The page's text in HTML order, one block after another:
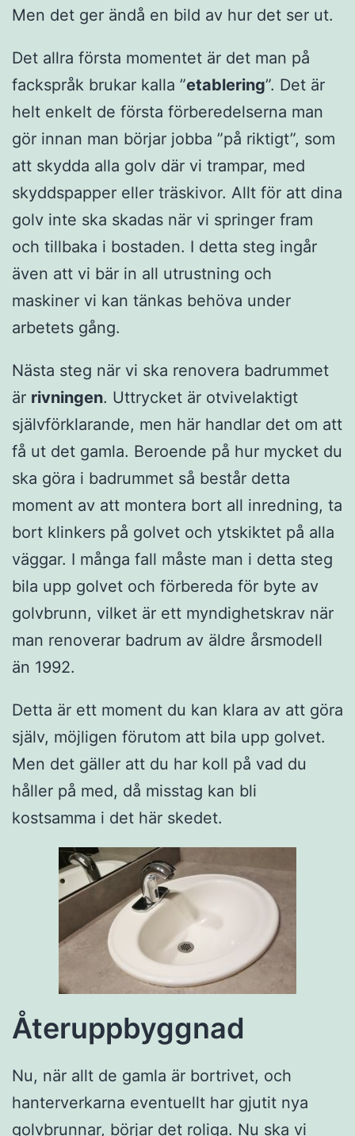
Men det ger ändå en bild av hur det ser ut.
Det allra första momentet är det man på
fackspråk brukar kalla ”etablering”. Det är
helt enkelt de första förberedelserna man
gör innan man börjar jobba ”på riktigt”, som
att skydda alla golv där vi trampar, med
skyddspapper eller träskivor. Allt för att dina
golv inte ska skadas när vi springer fram
och tillbaka i bostaden. I detta steg ingår
även att vi bär in all utrustning och
maskiner vi kan tänkas behöva under
arbetets gång.
Nästa steg när vi ska renovera badrummet
är rivningen. Uttrycket är otvivelaktigt
självförklarande, men här handlar det om att
få ut det gamla. Beroende på hur mycket du
ska göra i badrummet så består detta
moment av att montera bort all inredning, ta
bort klinkers på golvet och ytskiktet på alla
väggar. I många fall måste man i detta steg
bila upp golvet och förbereda för byte av
golvbrunn, vilket är ett myndighetskrav när
man renoverar badrum av äldre årsmodell
än 1992.
Detta är ett moment du kan klara av att göra
själv, möjligen förutom att bila upp golvet.
Men det gäller att du har koll på vad du
håller på med, då misstag kan bli
kostsamma i det här skedet.
Återuppbyggnad
Nu, när allt de gamla är bortrivet, och
hanterverkarna eventuellt har gjutit nya
golvbrunnar, börjar det roliga. Nu ska vi